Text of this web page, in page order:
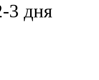
3 дня